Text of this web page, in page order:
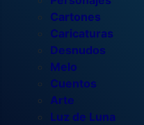
Cartones
Caricaturas
Desnudos
Melo
Cuentos
Arte
Luz de Luna